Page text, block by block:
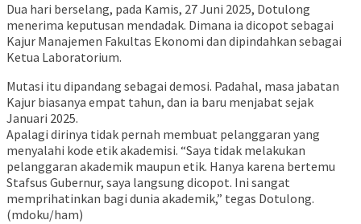
Dua hari berselang, pada Kamis, 27 Juni 2025, Dotulong
menerima keputusan mendadak. Dimana ia dicopot sebagai
Kajur Manajemen Fakultas Ekonomi dan dipindahkan sebagai
Ketua Laboratorium.
Mutasi itu dipandang sebagai demosi. Padahal, masa jabatan
Kajur biasanya empat tahun, dan ia baru menjabat sejak
Januari 2025.
Apalagi dirinya tidak pernah membuat pelanggaran yang
menyalahi kode etik akademisi. “Saya tidak melakukan
pelanggaran akademik maupun etik. Hanya karena bertemu
Stafsus Gubernur, saya langsung dicopot. Ini sangat
memprihatinkan bagi dunia akademik,” tegas Dotulong.
(mdoku/ham)